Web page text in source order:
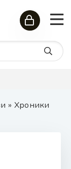
» Хроники